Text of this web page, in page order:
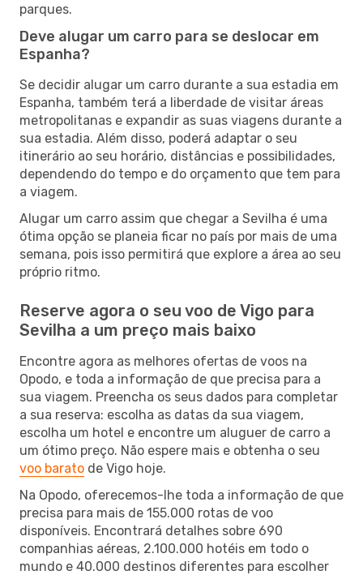
parques.
Deve alugar um carro para se deslocar em
Espanha?
Se decidir alugar um carro durante a sua estadia em
Espanha, também terá a liberdade de visitar áreas
metropolitanas e expandir as suas viagens durante a
sua estadia. Além disso, poderá adaptar o seu
itinerário ao seu horário, distâncias e possibilidades,
dependendo do tempo e do orçamento que tem para
a viagem.
Alugar um carro assim que chegar a Sevilha é uma
ótima opção se planeia ficar no país por mais de uma
semana, pois isso permitirá que explore a área ao seu
próprio ritmo.
Reserve agora o seu voo de Vigo para
Sevilha a um preço mais baixo
Encontre agora as melhores ofertas de voos na
Opodo, e toda a informação de que precisa para a
sua viagem. Preencha os seus dados para completar
a sua reserva: escolha as datas da sua viagem,
escolha um hotel e encontre um aluguer de carro a
um ótimo preço. Não espere mais e obtenha o seu
voo barato de Vigo hoje.
Na Opodo, oferecemos-lhe toda a informação de que
precisa para mais de 155.000 rotas de voo
disponíveis. Encontrará detalhes sobre 690
companhias aéreas, 2.100.000 hotéis em todo o
mundo e 40.000 destinos diferentes para escolher